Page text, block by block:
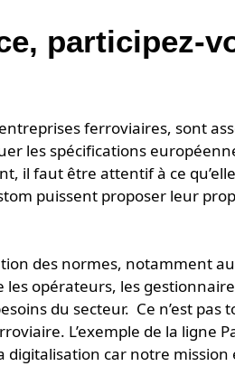
participez-
ferroviaires, sont
les spécifications
il faut être attentif à ce
puissent proposer leur
des normes, notamment
opérateurs, les
du secteur. Ce n’est pas
L’exemple de la ligne
car notre mission